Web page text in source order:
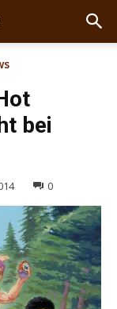
bei
0